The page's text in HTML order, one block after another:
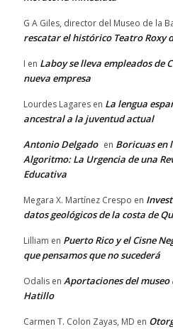
G A Giles, director del Museo de la
rescatar el histórico Teatro Roxy
I en Laboy se lleva empleados de
nueva empresa
Lourdes Lagares en La lengua
ancestral a la juventud actual
Antonio Delgado en Boricuas en
Algoritmo: La Urgencia de una
Educativa
Megara X. Martínez Crespo en
datos geológicos de la costa de
Lilliam en Puerto Rico y el Cisne
que pensamos que no sucederá
Odalis en Aportaciones del museo
Hatillo
Carmen T. Colon Zayas, MD en